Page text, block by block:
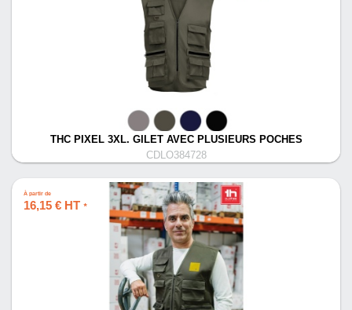
THC PIXEL 3XL. GILET AVEC PLUSIEURS POCHES
CDLO384728
À partir de
16,15 € HT *